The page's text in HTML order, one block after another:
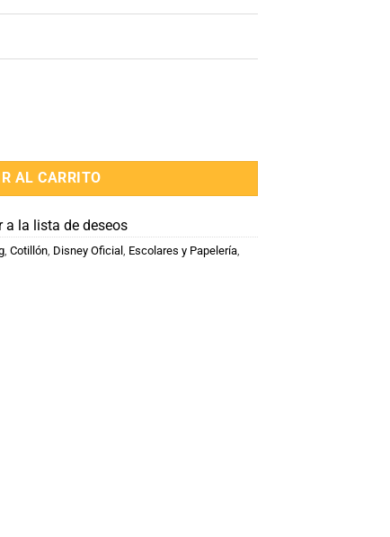
AL CARRITO
a la lista de deseos
, Cotillón, Disney Oficial , Escolares y Papelería,